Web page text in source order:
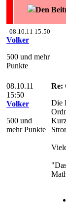
Den
08.10.11 15:50
Volker
500 und mehr
Punkte
08.10.11
15:50
Volker
500 und
mehr Punkte
Re:
Die